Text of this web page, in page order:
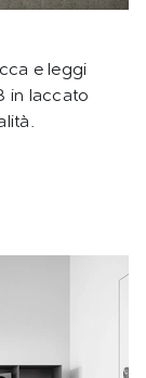
e leggi
in laccato